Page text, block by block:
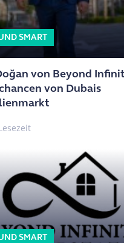
SMART
von Beyond
von Dubais
SMART